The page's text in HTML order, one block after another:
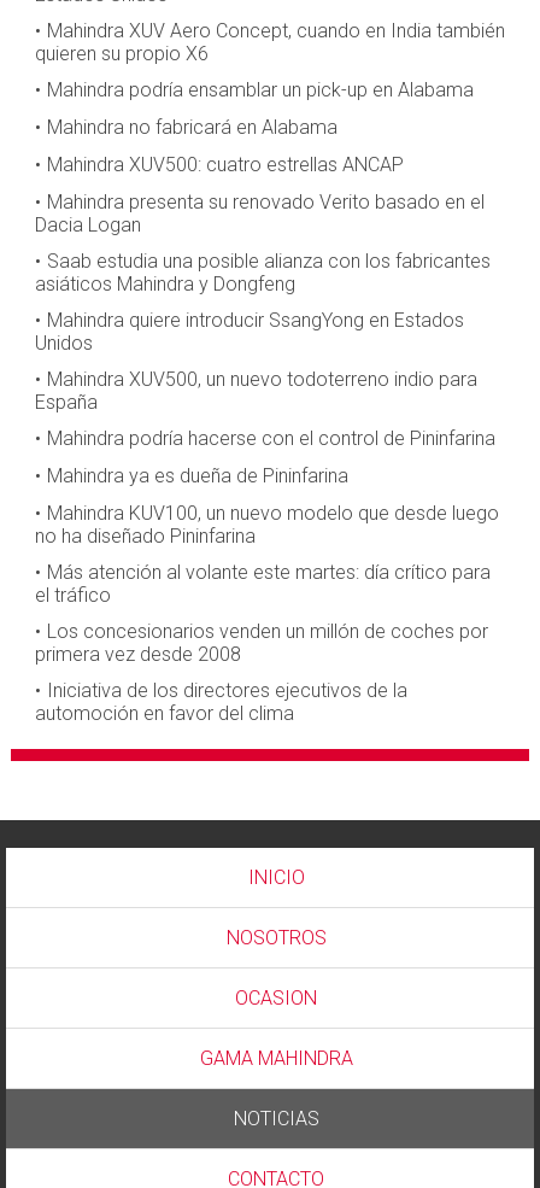
Mahindra XUV Aero Concept, cuando en India también
quieren su propio X6
Mahindra podría ensamblar un pick-up en Alabama
Mahindra no fabricará en Alabama
Mahindra XUV500: cuatro estrellas ANCAP
Mahindra presenta su renovado Verito basado en el
Dacia Logan
Saab estudia una posible alianza con los fabricantes
asiáticos Mahindra y Dongfeng
Mahindra quiere introducir SsangYong en Estados
Unidos
Mahindra XUV500, un nuevo todoterreno indio para
España
Mahindra podría hacerse con el control de Pininfarina
Mahindra ya es dueña de Pininfarina
Mahindra KUV100, un nuevo modelo que desde luego
no ha diseñado Pininfarina
Más atención al volante este martes: día crítico para
el tráfico
Los concesionarios venden un millón de coches por
primera vez desde 2008
Iniciativa de los directores ejecutivos de la
automoción en favor del clima
INICIO
NOSOTROS
OCASION
GAMA MAHINDRA
NOTICIAS
CONTACTO